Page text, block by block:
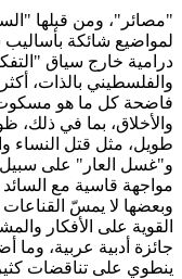
"مصائر"، ومن قبلها
لمواضيع شائكة
درامية خارج سياق
والفلسطيني بالذات، أكثر
فاضحة كل ما هو مسكوت
والأخلاق، بما في ذلك،
طويل، مثل قتل النساء
و"غسل العار" على سبيل
مواجهة قاسية مع
وبعضها لا يمسّ
القوية على الأفكار
جائزة أدبية عربية،
ينطوي على تناقضات